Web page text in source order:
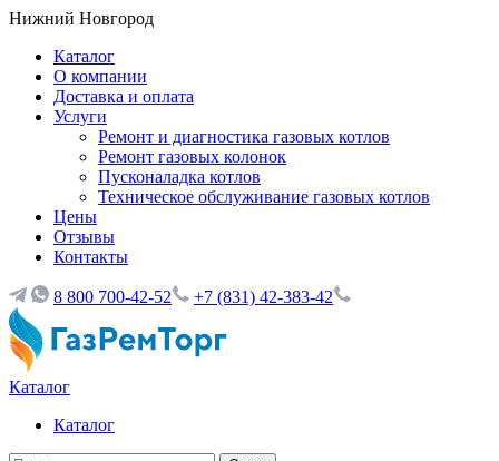
Нижний Новгород
Каталог
О компании
Доставка и оплата
Услуги
Ремонт и диагностика газовых котлов
Ремонт газовых колонок
Пусконаладка котлов
Техническое обслуживание газовых котлов
Цены
Отзывы
Контакты
8 800 700-42-52 +7 (831) 42-383-42
Каталог
Каталог